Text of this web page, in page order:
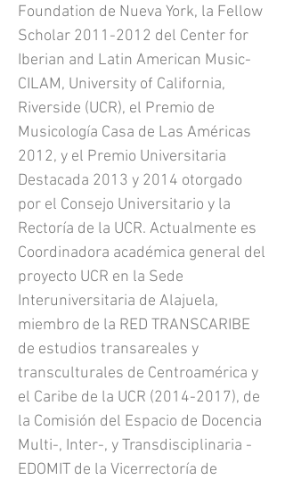
Foundation de Nueva York, la Fellow
Scholar 2011-2012 del Center for
Iberian and Latin American Music-
CILAM, University of California,
Riverside (UCR), el Premio de
Musicología Casa de Las Américas
2012, y el Premio Universitaria
Destacada 2013 y 2014 otorgado
por el Consejo Universitario y la
Rectoría de la UCR. Actualmente es
Coordinadora académica general del
proyecto UCR en la Sede
Interuniversitaria de Alajuela,
miembro de la RED TRANSCARIBE
de estudios transareales y
transculturales de Centroamérica y
el Caribe de la UCR (2014-2017), de
la Comisión del Espacio de Docencia
Multi-, Inter-, y Transdisciplinaria -
EDOMIT de la Vicerrectoría de